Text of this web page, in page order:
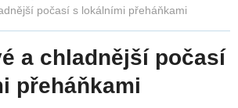
počasí s lokálními přeháňkami
a chladnější počasí
přeháňkami